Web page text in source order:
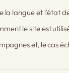
la langue et l’état
le site est
et, le cas